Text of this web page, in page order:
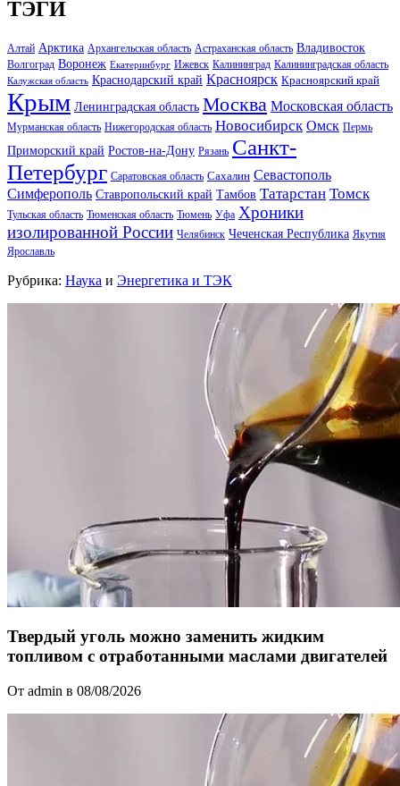
ТЭГИ
Алтай Арктика Архангельская область Астраханская область Владивосток
Волгоград Воронеж Екатеринбург Ижевск Калининград Калининградская область
Калужская область Краснодарский край Красноярск Красноярский край
Крым Ленинградская область Москва Московская область
Мурманская область Нижегородская область Новосибирск Омск Пермь
Приморский край Ростов-на-Дону Рязань Санкт-
Петербург Саратовская область Сахалин Севастополь
Симферополь Ставропольский край Тамбов Татарстан Томск
Тульская область Тюменская область Тюмень Уфа Хроники
изолированной России Челябинск Чеченская Республика Якутия
Ярославль
Рубрика: Наука и Энергетика и ТЭК
Твердый уголь можно заменить жидким
топливом с отработанными маслами двигателей
От admin в 08/08/2026